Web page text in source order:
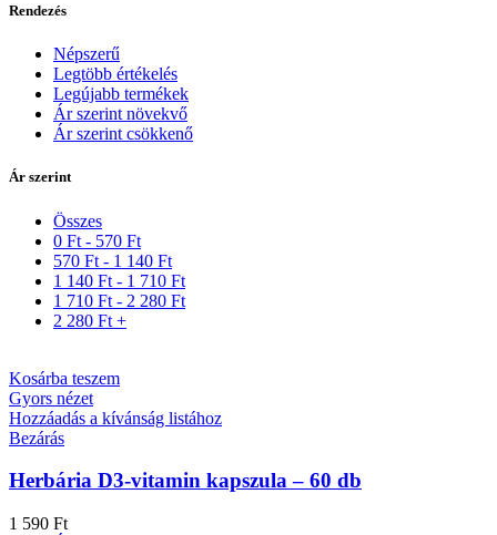
Rendezés
Népszerű
Legtöbb értékelés
Legújabb termékek
Ár szerint növekvő
Ár szerint csökkenő
Ár szerint
Összes
0 Ft - 570 Ft
570 Ft - 1 140 Ft
1 140 Ft - 1 710 Ft
1 710 Ft - 2 280 Ft
2 280 Ft +
Kosárba teszem
Gyors nézet
Hozzáadás a kívánság listához
Bezárás
Herbária D3-vitamin kapszula – 60 db
1 590 Ft